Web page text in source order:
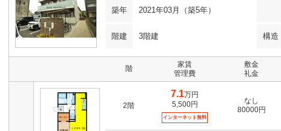
築年 2021年03月（築5年）
階建 3階建 構造
階
家賃
管理費
敷金
礼金
2階
7.1万円
5,500円
インターネット無料
なし
80000円